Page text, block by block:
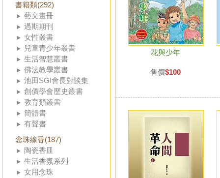
書籍類(292)
藝文畫冊
過期期刊
女性叢書
兒童青少年叢書
生活智慧叢書
佛法教學叢書
池田SGI會長對談集
創價學會歷史叢書
教育類叢書
簡體書
有聲書
念珠線香(187)
陶瓷香皿
生活香氛系列
女用念珠
花與少年
售價$100